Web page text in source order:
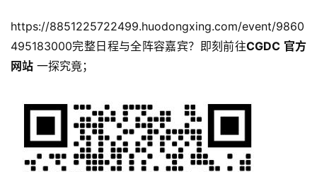
https://8851225722499.huodongxing.com/event/9860
495183000完整日程与全阵容嘉宾？即刻前往CGDC 官方
网站 一探究竟；